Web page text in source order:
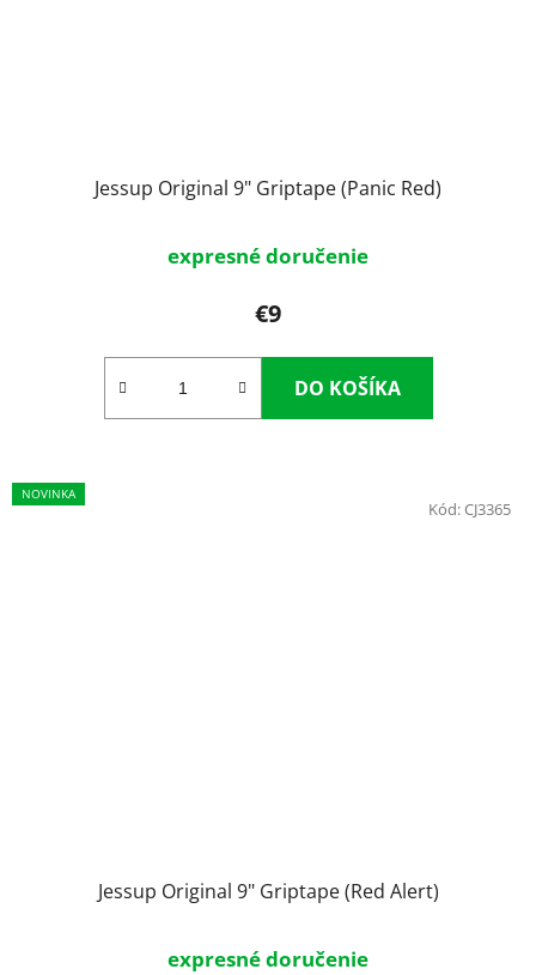
Jessup Original 9" Griptape (Panic Red)
expresné doručenie
€9
DO KOŠÍKA
NOVINKA
Jessup Original 9" Griptape (Red Alert)
expresné doručenie
Kód:CJ3365